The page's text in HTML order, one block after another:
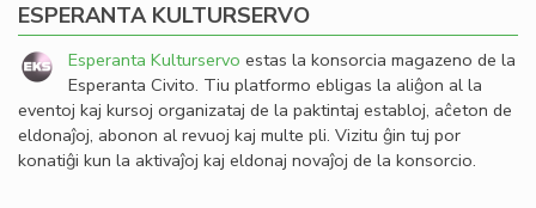
ESPERANTA KULTURSERVO
Esperanta Kulturservo estas la konsorcia magazeno de la
Esperanta Civito. Tiu platformo ebligas la aliĝon al la
eventoj kaj kursoj organizataj de la paktintaj establoj, aĉeton de
eldonaĵoj, abonon al revuoj kaj multe pli. Vizitu ĝin tuj por
konatiĝi kun la aktivaĵoj kaj eldonaj novaĵoj de la konsorcio.